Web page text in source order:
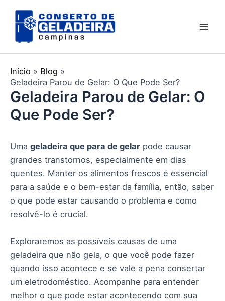
para
Início
Blog
Geladeira Parou de Gelar: O Que Pode Ser?
Geladeira Parou de Gelar: O
Que Pode Ser?
Uma geladeira que para de gelar pode causar
grandes transtornos, especialmente em dias
quentes. Manter os alimentos frescos é essencial
para a saúde e o bem-estar da família, então, saber
o que pode estar causando o problema e como
resolvê-lo é crucial.
Exploraremos as possíveis causas de uma
geladeira que não gela, o que você pode fazer
quando isso acontece e se vale a pena consertar
um eletrodoméstico. Acompanhe para entender
melhor o que pode estar acontecendo com sua